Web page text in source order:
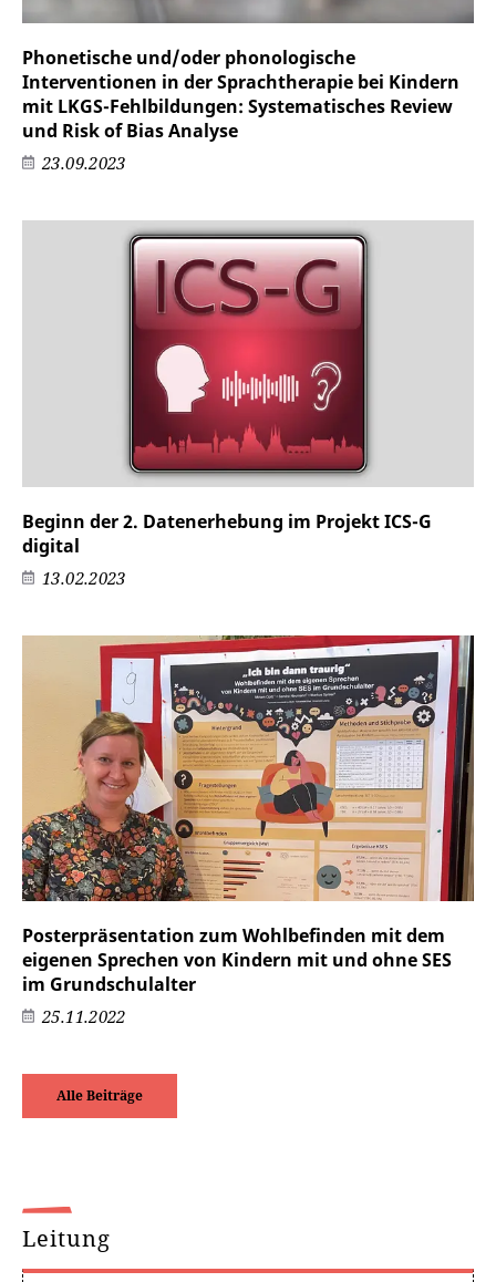
Phonetische und/oder phonologische
Interventionen in der Sprachtherapie bei Kindern
mit LKGS-Fehlbildungen: Systematisches Review
und Risk of Bias Analyse
23.09.2023
Beginn der 2. Datenerhebung im Projekt ICS-G
digital
13.02.2023
Posterpräsentation zum Wohlbefinden mit dem
eigenen Sprechen von Kindern mit und ohne SES
im Grundschulalter
25.11.2022
Alle Beiträge
Leitung